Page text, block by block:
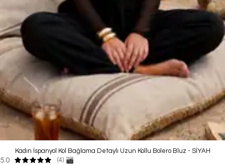
Kadın İspanyol Kol Bağlama Detaylı Uzun Kollu Bolero Bluz - SİYAH
5.0 (4)